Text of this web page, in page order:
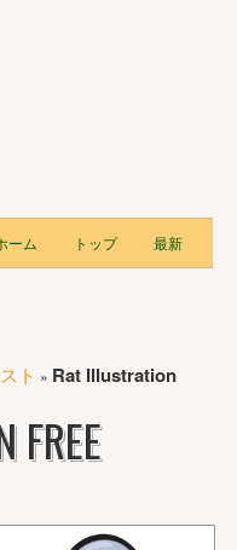
ーム トップ 最新
ト » Rat Illustration
FREE